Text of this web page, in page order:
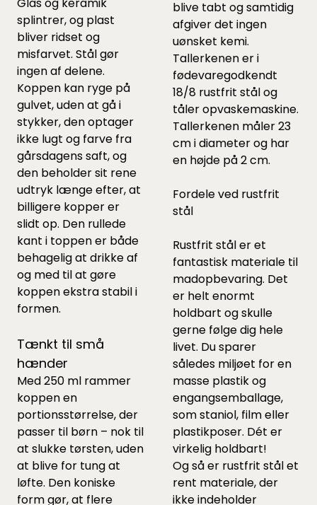
splintrer, og plast
bliver ridset og
misfarvet. Stål gør
ingen af delene.
Koppen kan ryge på
gulvet, uden at gå i
stykker, den optager
ikke lugt og farve fra
gårsdagens saft, og
den beholder sit rene
udtryk længe efter, at
billigere kopper er
slidt op. Den rullede
kant i toppen er både
behagelig at drikke af
og med til at gøre
koppen ekstra stabil i
formen.
Tænkt til små
hænder
Med 250 ml rammer
koppen en
portionsstørrelse, der
passer til børn – nok til
at slukke tørsten, uden
at blive for tung at
løfte. Den koniske
form gør, at flere
blive tabt og samtidig
afgiver det ingen
uønsket kemi.
Tallerkenen er i
fødevaregodkendt
18/8 rustfrit stål og
tåler opvaskemaskine.
Tallerkenen måler 23
cm i diameter og har
en højde på 2 cm.
Fordele ved rustfrit
stål
Rustfrit stål er et
fantastisk materiale til
madopbevaring. Det
er helt enormt
holdbart og skulle
gerne følge dig hele
livet. Du sparer
således miljøet for en
masse plastik og
engangsemballage,
som staniol, film eller
plastikposer. Dét er
virkelig holdbart!
Og så er rustfrit stål et
rent materiale, der
ikke indeholder